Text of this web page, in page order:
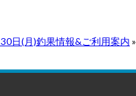
日(月)釣果情報&ご利用案内 »